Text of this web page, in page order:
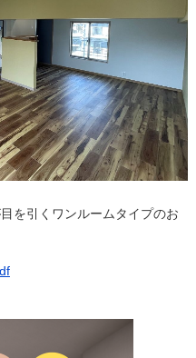
を引くワンルームタイプのお